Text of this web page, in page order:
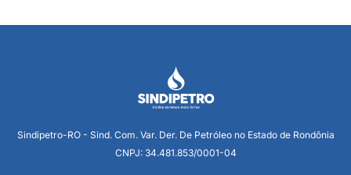
Sindipetro-RO - Sind. Com. Var. Der. De Petróleo no Estado de Rondônia
CNPJ: 34.481.853/0001-04